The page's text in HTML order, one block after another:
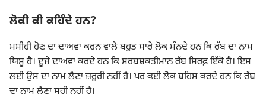
ਲੋਕੀ ਕੀ ਕਹਿੰਦੇ ਹਨ?
ਮਸੀਹੀ ਹੋਣ ਦਾ ਦਾਅਵਾ ਕਰਨ ਵਾਲੇ ਬਹੁਤ ਸਾਰੇ ਲੋਕ ਮੰਨਦੇ ਹਨ ਕਿ ਰੱਬ ਦਾ ਨਾਮ
ਯਿਸੂ ਹੈ। ਦੂਜੇ ਦਾਅਵਾ ਕਰਦੇ ਹਨ ਕਿ ਸਰਬਸ਼ਕਤੀਮਾਨ ਰੱਬ ਸਿਰਫ਼ ਇੱਕੋ ਹੈ। ਇਸ
ਲਈ ਉਸ ਦਾ ਨਾਮ ਲੈਣਾ ਜ਼ਰੂਰੀ ਨਹੀਂ ਹੈ। ਪਰ ਕਈ ਲੋਕ ਬਹਿਸ ਕਰਦੇ ਹਨ ਕਿ ਰੱਬ
ਦਾ ਨਾਮ ਲੈਣਾ ਸਹੀ ਨਹੀਂ ਹੈ।